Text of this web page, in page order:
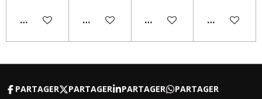
M'AVERTIR SI DISPONIBLEAJOUTER AU PANIERAJOUTER AU PANIER
AJOUTER
PARTAGER PARTAGER PARTAGER PARTAGER